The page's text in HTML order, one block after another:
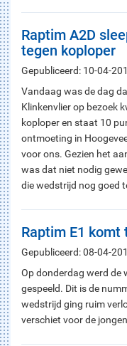
Raptim A2D
tegen koploper
Gepubliceerd: 10-04-
Vandaag was de dag
Klinkenvlier op bezoek
koploper en staat 10
ontmoeting in
voor ons. Gezien het
was dat niet nodig
die wedstrijd nog goed
Raptim E1 komt
Gepubliceerd: 08-04-
Op donderdag werd de
gespeeld. Dit is de
wedstrijd ging ruim
verschiet voor de